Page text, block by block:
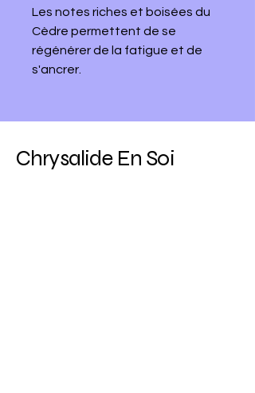
Les notes riches et boisées du
Cèdre permettent de se
régénérer de la fatigue et de
s'ancrer.
Chrysalide En Soi